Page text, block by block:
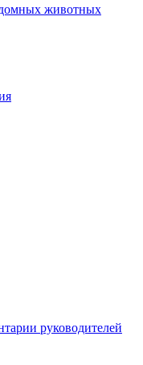
животных
руководителей